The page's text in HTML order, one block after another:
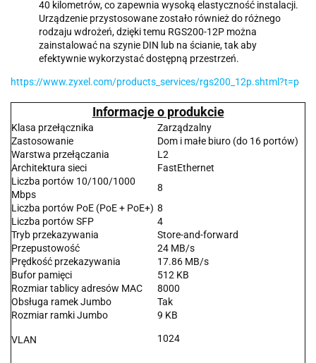
40 kilometrów, co zapewnia wysoką elastyczność instalacji.
Urządzenie przystosowane zostało również do różnego
rodzaju wdrożeń, dzięki temu RGS200-12P można
zainstalować na szynie DIN lub na ścianie, tak aby
efektywnie wykorzystać dostępną przestrzeń.
https://www.zyxel.com/products_services/rgs200_12p.shtml?t=p
Informacje o produkcie
Klasa przełącznika
Zarządzalny
Zastosowanie
Dom i małe biuro (do 16 portów)
Warstwa przełączania
L2
Architektura sieci
FastEthernet
Liczba portów 10/100/1000
Mbps
8
Liczba portów PoE (PoE + PoE+) 8
Liczba portów SFP
4
Tryb przekazywania
Store-and-forward
Przepustowość
24 MB/s
Prędkość przekazywania
17.86 MB/s
Bufor pamięci
512 KB
Rozmiar tablicy adresów MAC
8000
Obsługa ramek Jumbo
Tak
Rozmiar ramki Jumbo
9 KB
VLAN 1024